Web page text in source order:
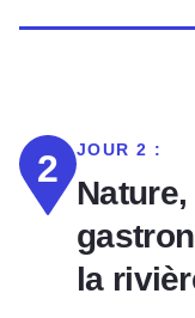
2 JOUR 2 :
la